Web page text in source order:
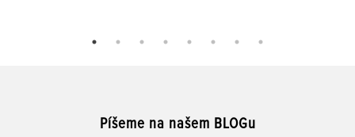
Píšeme na našem BLOGu